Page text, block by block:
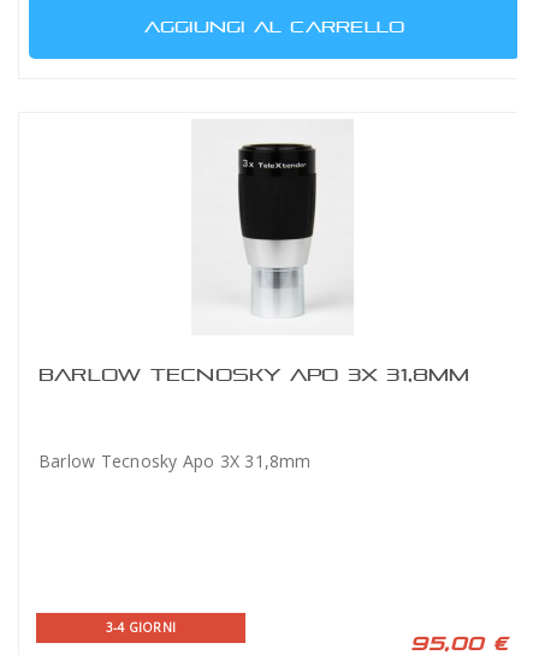
AGGIUNGI AL CARRELLO
BARLOW TECNOSKY APO 3X 31,8MM
Barlow Tecnosky Apo 3X 31,8mm
3-4 GIORNI
95,00 €